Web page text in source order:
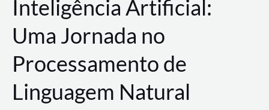
Inteligência Artificial:
Uma Jornada no
Processamento de
Linguagem Natural